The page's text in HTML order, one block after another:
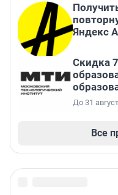
Яндекс
Скидка
До 31
Все